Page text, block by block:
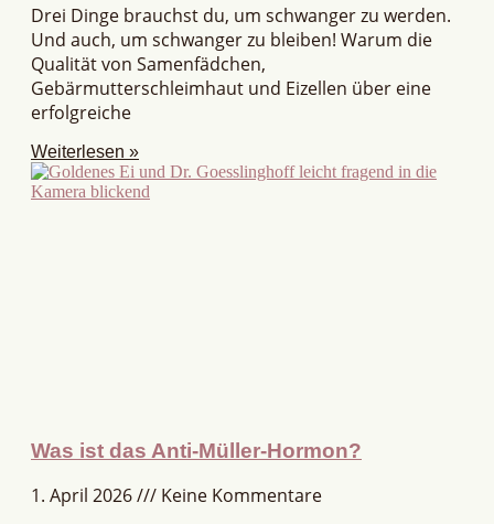
Drei Dinge brauchst du, um schwanger zu werden.
Und auch, um schwanger zu bleiben! Warum die
Qualität von Samenfädchen,
Gebärmutterschleimhaut und Eizellen über eine
erfolgreiche
Weiterlesen »
Was ist das Anti-Müller-Hormon?
1. April 2026
Keine Kommentare